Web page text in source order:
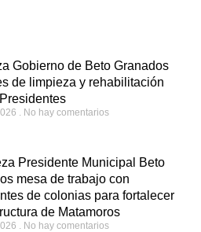
Gobierno de Beto Granados
de limpieza y rehabilitación
No hay comentarios
Presidente Municipal Beto
mesa de trabajo con
de colonias para fortalecer
de Matamoros
No hay comentarios